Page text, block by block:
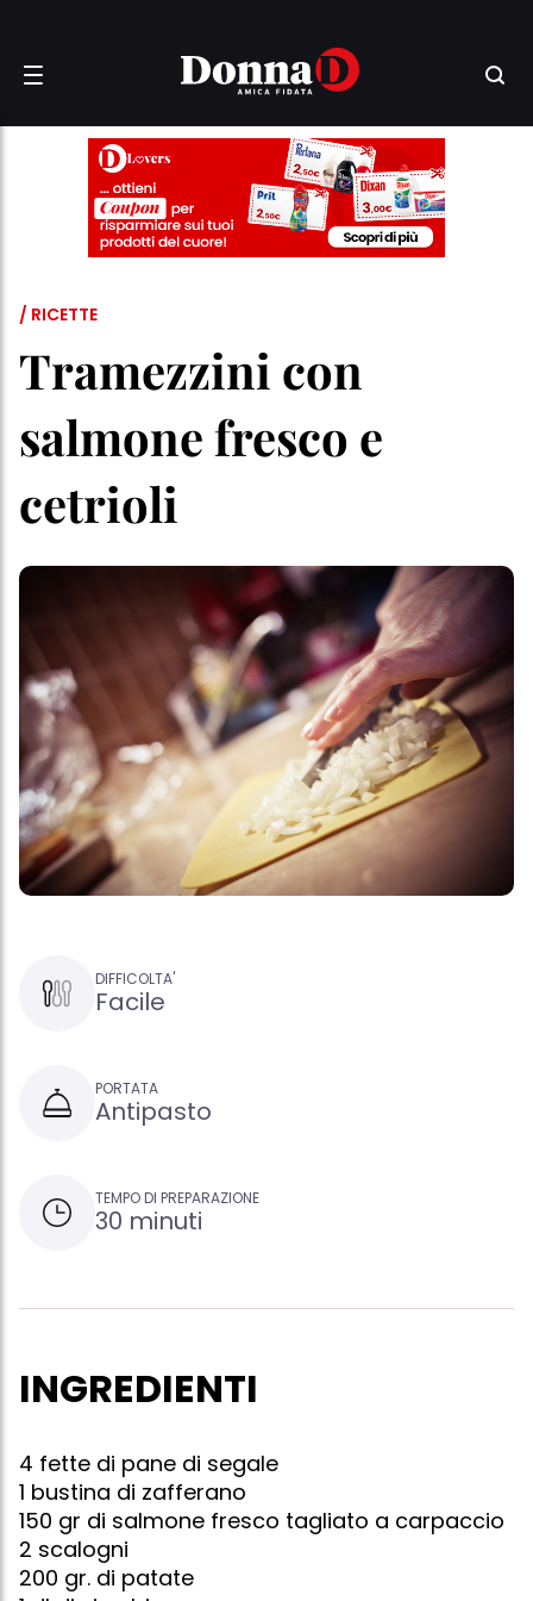
/ RICETTE
Tramezzini con
salmone fresco e
cetrioli
DIFFICOLTA'
Facile
PORTATA
Antipasto
TEMPO DI PREPARAZIONE
30 minuti
INGREDIENTI
4 fette di pane di segale
1 bustina di zafferano
150 gr di salmone fresco tagliato a carpaccio
2 scalogni
200 gr. di patate